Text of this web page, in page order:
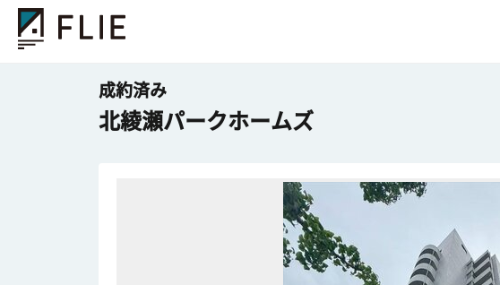
成約済み
北綾瀬パークホームズ